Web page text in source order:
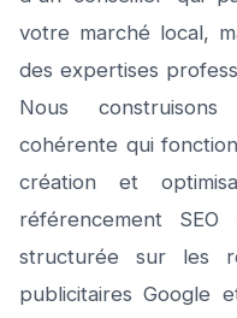
votre marché local,
des expertises
Nous
cohérente qui
création et
référencement
structurée sur les
publicitaires Google